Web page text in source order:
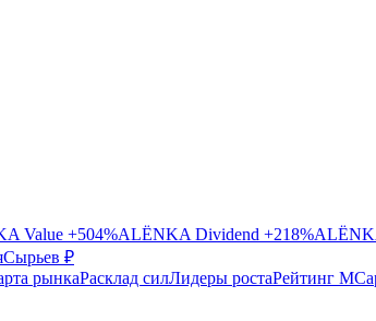
Value +504%ALЁNKA Dividend +218%
Сырьев ₽
рынкаРасклад силЛидеры ростаРейтинг